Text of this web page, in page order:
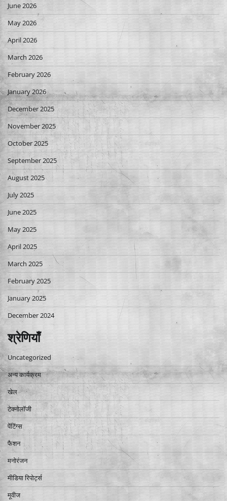
June 2026
May 2026
April 2026
March 2026
February 2026
January 2026
December 2025
November 2025
October 2025
September 2025
August 2025
July 2025
June 2025
May 2025
April 2025
March 2025
February 2025
January 2025
December 2024
श्रेणियाँ
Uncategorized
अन्य कार्यक्रम
खेल
टेक्नोलॉजी
पेंटिंग्स
फैशन
मनोरंजन
मीडिया रिपोर्ट्स
मूवीज